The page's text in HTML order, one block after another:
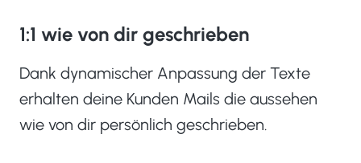
1:1 wie von dir geschrieben
Dank dynamischer Anpassung der Texte
erhalten deine Kunden Mails die aussehen
wie von dir persönlich geschrieben.